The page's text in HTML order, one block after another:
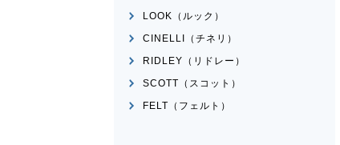
LOOK（ルック）
CINELLI（チネリ）
RIDLEY（リドレー）
SCOTT（スコット）
FELT（フェルト）